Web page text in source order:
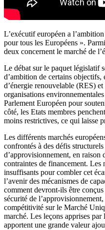
L’exécutif européen a
pour tous les Européens ».
deux concernent le marché de
Le débat sur le paquet législatif
d’ambition de certains objectifs,
d’énergie renouvelable (RES)
organisations
Parlement Européen pour
côté, les Etats membres
moins restrictives, ce qui laisse
Les différents marchés
confrontés à des défis
d’approvisionnement, en raison
contraintes de financement. Les
insuffisants pour combler cet
l’avenir des mécanismes de
comment devront-ils être
sécurité de
compétitivité sur le Marché
marché. Les leçons apprises
apportent une grande valeur